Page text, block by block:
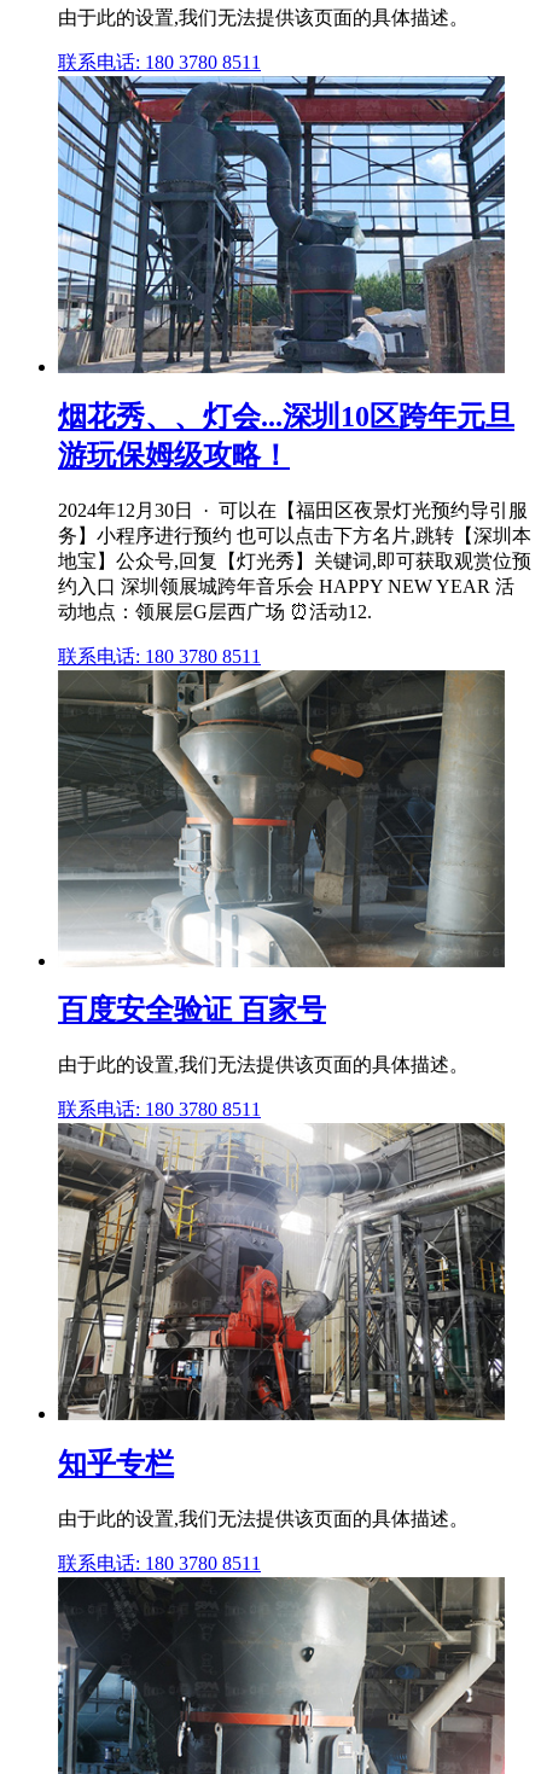
由于此的设置,我们无法提供该页面的具体描述。
联系电话: 180 3780 8511
烟花秀、、灯会...深圳10区跨年元旦
游玩保姆级攻略！
2024年12月30日 · 可以在【福田区夜景灯光预约导引服
务】小程序进行预约 也可以点击下方名片,跳转【深圳本
地宝】公众号,回复【灯光秀】关键词,即可获取观赏位预
约入口 深圳领展城跨年音乐会 HAPPY NEW YEAR 活
动地点：领展层G层西广场 ⏰活动12.
联系电话: 180 3780 8511
百度安全验证 百家号
由于此的设置,我们无法提供该页面的具体描述。
联系电话: 180 3780 8511
知乎专栏
由于此的设置,我们无法提供该页面的具体描述。
联系电话: 180 3780 8511